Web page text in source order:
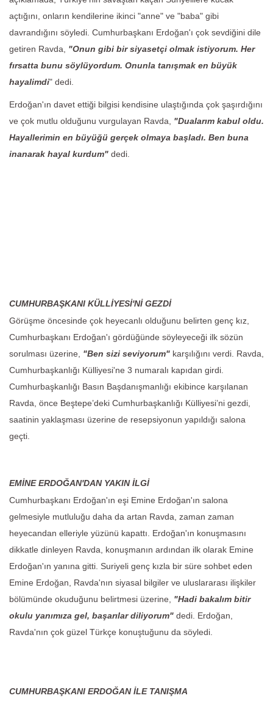
açtığını, onların kendilerine ikinci "anne" ve "baba" gibi
davrandığını söyledi. Cumhurbaşkanı Erdoğan'ı çok sevdiğini dile
getiren Ravda, "Onun gibi bir siyasetçi olmak istiyorum. Her
fırsatta bunu söylüyordum. Onunla tanışmak en büyük
hayalimdi" dedi.
Erdoğan'ın davet ettiği bilgisi kendisine ulaştığında çok şaşırdığını
ve çok mutlu olduğunu vurgulayan Ravda, "Dualarım kabul oldu.
Hayallerimin en büyüğü gerçek olmaya başladı. Ben buna
inanarak hayal kurdum" dedi.
CUMHURBAŞKANI KÜLLİYESİ'Nİ GEZDİ
Görüşme öncesinde çok heyecanlı olduğunu belirten genç kız,
Cumhurbaşkanı Erdoğan'ı gördüğünde söyleyeceği ilk sözün
sorulması üzerine, "Ben sizi seviyorum" karşılığını verdi. Ravda,
Cumhurbaşkanlığı Külliyesi'ne 3 numaralı kapıdan girdi.
Cumhurbaşkanlığı Basın Başdanışmanlığı ekibince karşılanan
Ravda, önce Beştepe’deki Cumhurbaşkanlığı Külliyesi’ni gezdi,
saatinin yaklaşması üzerine de resepsiyonun yapıldığı salona
geçti.
EMİNE ERDOĞAN'DAN YAKIN İLGİ
Cumhurbaşkanı Erdoğan'ın eşi Emine Erdoğan'ın salona
gelmesiyle mutluluğu daha da artan Ravda, zaman zaman
heyecandan elleriyle yüzünü kapattı. Erdoğan'ın konuşmasını
dikkatle dinleyen Ravda, konuşmanın ardından ilk olarak Emine
Erdoğan'ın yanına gitti. Suriyeli genç kızla bir süre sohbet eden
Emine Erdoğan, Ravda'nın siyasal bilgiler ve uluslararası ilişkiler
bölümünde okuduğunu belirtmesi üzerine,
"Hadi bakalım bitir
okulu yanımıza gel, başarılar diliyorum" dedi. Erdoğan,
Ravda'nın çok güzel Türkçe konuştuğunu da söyledi.
CUMHURBAŞKANI ERDOĞAN İLE TANIŞMA